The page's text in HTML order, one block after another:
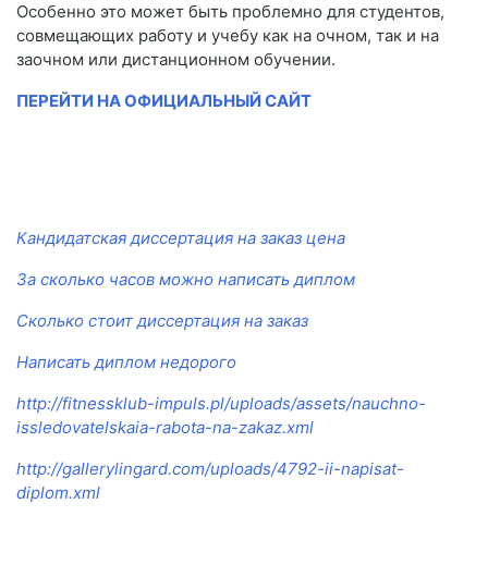
Особенно это может быть проблемно для студентов,
совмещающих работу и учебу как на очном, так и на
заочном или дистанционном обучении.
ПЕРЕЙТИ НА ОФИЦИАЛЬНЫЙ САЙТ
Кандидатская диссертация на заказ цена
За сколько часов можно написать диплом
Сколько стоит диссертация на заказ
Написать диплом недорого
http://fitnessklub-impuls.pl/uploads/assets/nauchno-
issledovatelskaia-rabota-na-zakaz.xml
http://gallerylingard.com/uploads/4792-ii-napisat-
diplom.xml